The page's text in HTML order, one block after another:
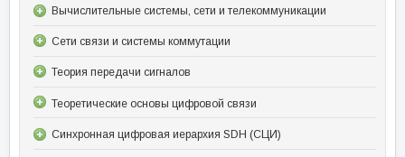
Вычислительные системы, сети и телекоммуникации
Сети связи и системы коммутации
Теория передачи сигналов
Теоретические основы цифровой связи
Синхронная цифровая иерархия SDH (СЦИ)